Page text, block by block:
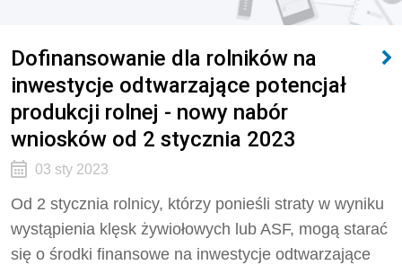
Dofinansowanie dla rolników na
inwestycje odtwarzające potencjał
produkcji rolnej - nowy nabór
wniosków od 2 stycznia 2023
03 sty 2023
Od 2 stycznia rolnicy, którzy ponieśli straty w wyniku
wystąpienia klęsk żywiołowych lub ASF, mogą starać
się o środki finansowe na inwestycje odtwarzające